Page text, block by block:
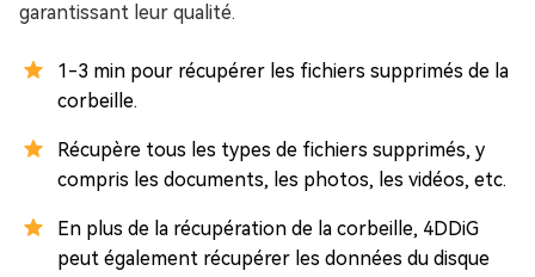
garantissant leur qualité.
1-3 min pour récupérer les fichiers supprimés de la
corbeille.
Récupère tous les types de fichiers supprimés, y
compris les documents, les photos, les vidéos, etc.
En plus de la récupération de la corbeille, 4DDiG
peut également récupérer les données du disque